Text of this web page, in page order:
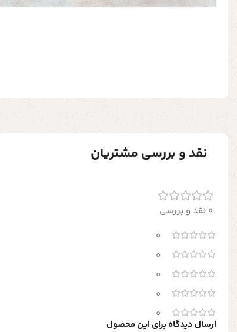
نقد و بررسی مشتریان
0 نقد و بررسی
0
0
0
0
0
ارسال دیدگاه برای این محصول